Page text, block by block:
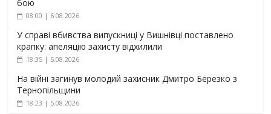
бою
08:00 | 6.08.2026
У справі вбивства випускниці у Вишнівці поставлено
крапку: апеляцію захисту відхилили
18:35 | 5.08.2026
На війні загинув молодий захисник Дмитро Березко з
Тернопільщини
18:23 | 5.08.2026